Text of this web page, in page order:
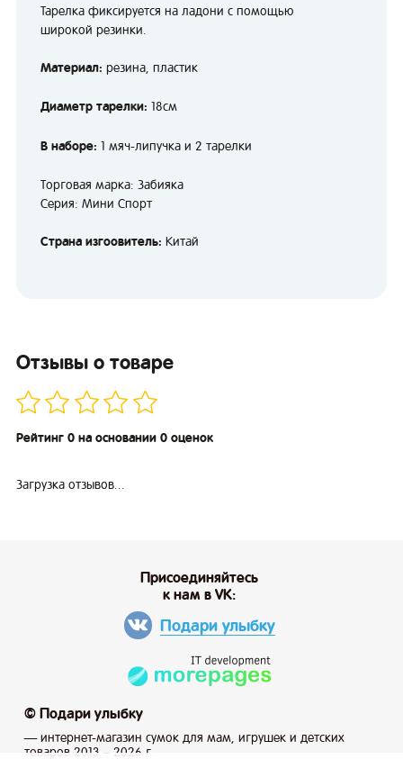
Тарелка фиксируется на ладони с помощью
широкой резинки.
Материал: резина, пластик
Диаметр тарелки: 18см
В наборе: 1 мяч-липучка и 2 тарелки
Торговая марка: Забияка
Серия: Мини Спорт
Страна изгоовитель: Китай
Отзывы о товаре
Рейтинг 0 на основании 0 оценок
Загрузка отзывов...
© Подари улыбку
— интернет-магазин сумок для мам, игрушек и детских
товаров 2013 – 2026 г.
Присоединяйтесь
к нам в VK:
Подари улыбку